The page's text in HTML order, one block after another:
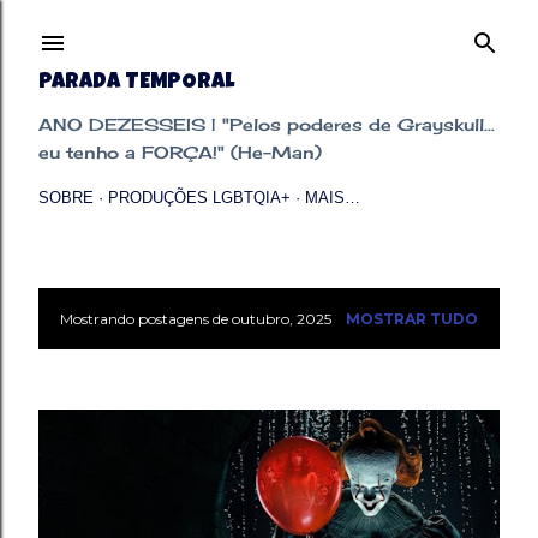
PARADA TEMPORAL
ANO DEZESSEIS | "Pelos poderes de Grayskull...
eu tenho a FORÇA!" (He-Man)
SOBRE PRODUÇÕES LGBTQIA+ MAIS…
PMostrando postagens de outubro, 2025 MOSTRAR TUDO